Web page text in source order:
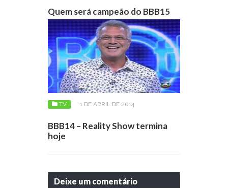
Quem será campeão do BBB15
TV 1 DE ABRIL DE 2014
BBB14 – Reality Show termina
hoje
Deixe um comentário